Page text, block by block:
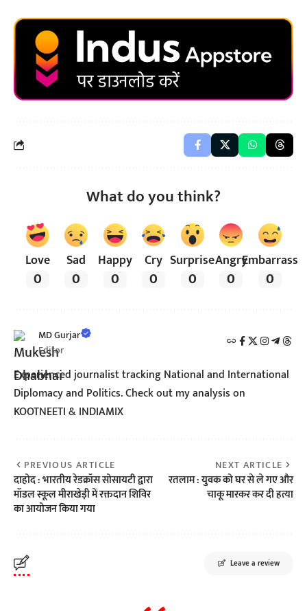
What do you think?
Love
0
Sad
0
Happy
0
Cry
0
Surprise
0
Angry
0
Embarrass
0
MD Gurjar
Editor
Experienced journalist tracking National and International
Diplomacy and Politics. Check out my analysis on
KOOTNEETI & INDIAMIX
PREVIOUS ARTICLE
दाहोद : भारतीय रेडक्रॉस सोसायटी द्वारा
मॉडल स्कूल मीराखेड़ी में रक्तदान शिविर
का आयोजन किया गया
NEXT ARTICLE
रतलाम : युवक को घर से ले गए और
चाकू मारकर कर दी हत्या
Leave a review